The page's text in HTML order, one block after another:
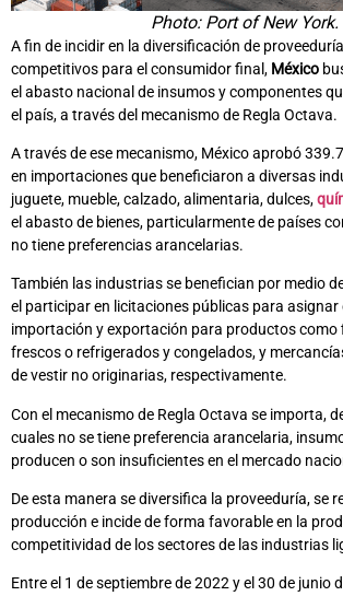
Photo: Port of New York.
A fin de incidir en la diversificación de
competitivos para el consumidor final, México
el abasto nacional de insumos y componentes
el país, a través del mecanismo de Regla Octava.
A través de ese mecanismo, México aprobó
en importaciones que beneficiaron a diversas
juguete, mueble, calzado, alimentaria, dulces,
el abasto de bienes, particularmente de países
no tiene preferencias arancelarias.
También las industrias se benefician por medio
el participar en licitaciones públicas para asignar
importación y exportación para productos como
frescos o refrigerados y congelados, y
de vestir no originarias, respectivamente.
Con el mecanismo de Regla Octava se importa,
cuales no se tiene preferencia arancelaria,
producen o son insuficientes en el mercado
De esta manera se diversifica la proveeduría, se
producción e incide de forma favorable en la
competitividad de los sectores de las industrias
Entre el 1 de septiembre de 2022 y el 30 de junio